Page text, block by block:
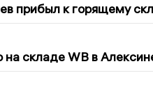
прибыл к горящему
складе WB в